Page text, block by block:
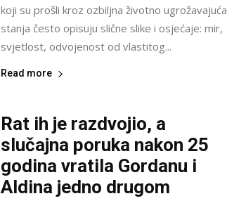
koji su prošli kroz ozbiljna životno ugrožavajuća
stanja često opisuju slične slike i osjećaje: mir,
svjetlost, odvojenost od vlastitog...
Read more
Rat ih je razdvojio, a
slučajna poruka nakon 25
godina vratila Gordanu i
Aldina jedno drugom